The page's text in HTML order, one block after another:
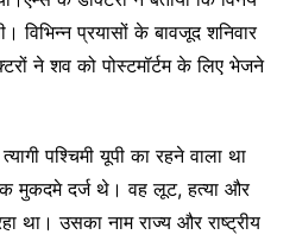
विभिन्न प्रयासों के बावजूद शनिवार
ने शव को पोस्टमॉर्टम के लिए भेजने
पश्चिमी यूपी का रहने वाला था
मुकदमे दर्ज थे। वह लूट, हत्या और
था। उसका नाम राज्य और राष्ट्रीय